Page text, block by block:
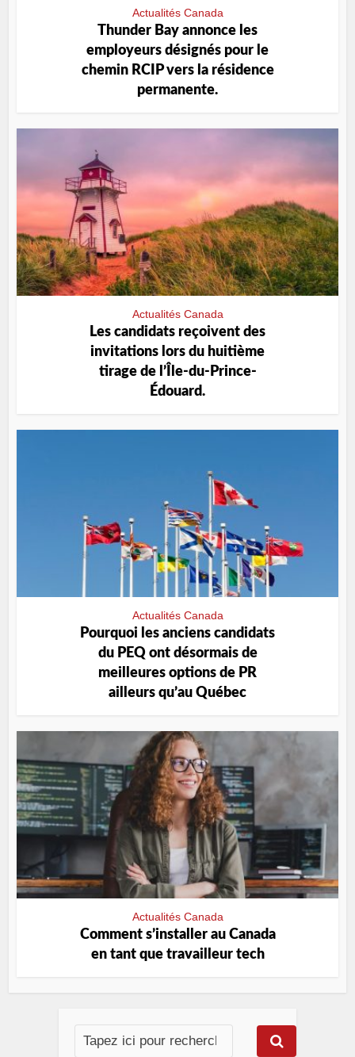
Actualités Canada
Thunder Bay annonce les
employeurs désignés pour le
chemin RCIP vers la résidence
permanente.
Actualités Canada
Les candidats reçoivent des
invitations lors du huitième
tirage de l’Île-du-Prince-
Édouard.
Actualités Canada
Pourquoi les anciens candidats
du PEQ ont désormais de
meilleures options de PR
ailleurs qu’au Québec
Actualités Canada
Comment s’installer au Canada
en tant que travailleur tech